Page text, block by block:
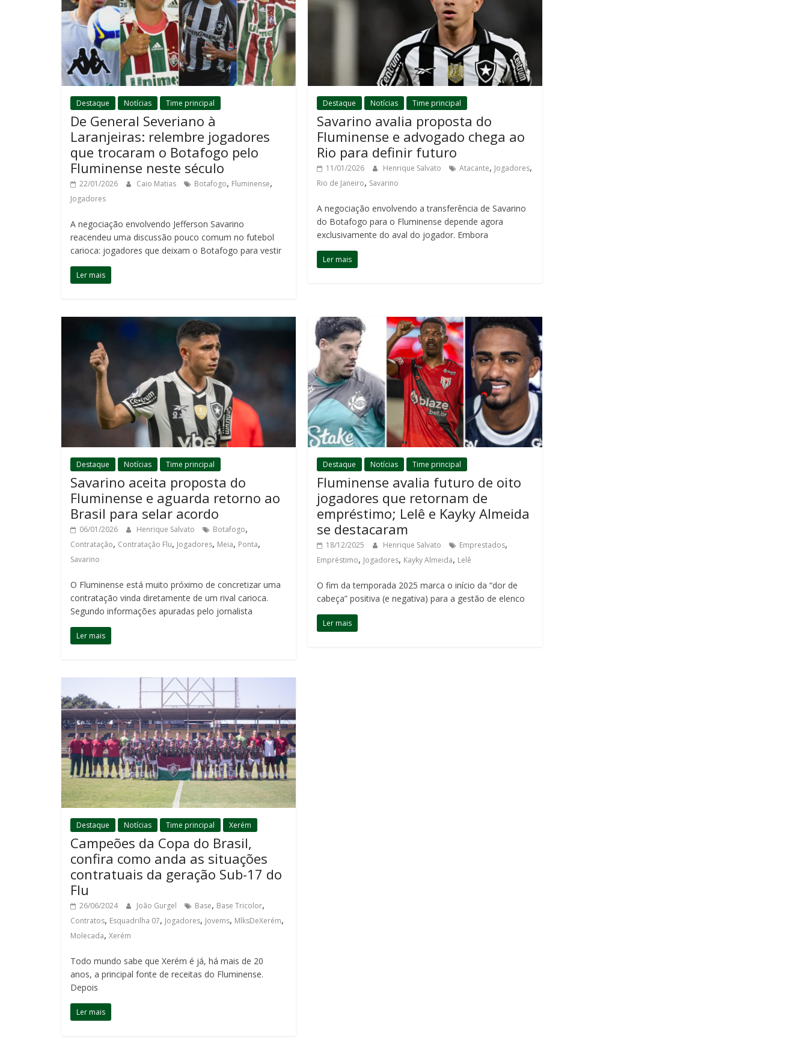
Destaque Notícias Time principal
De General Severiano à
Laranjeiras: relembre jogadores
que trocaram o Botafogo pelo
Fluminense neste século
22/01/2026 Caio Matias Botafogo, Fluminense,
Jogadores
A negociação envolvendo Jefferson Savarino
reacendeu uma discussão pouco comum no futebol
carioca: jogadores que deixam o Botafogo para vestir
Ler mais
Destaque Notícias Time principal
Savarino avalia proposta do
Fluminense e advogado chega ao
Rio para definir futuro
11/01/2026 Henrique Salvato Atacante, Jogadores,
Rio de Janeiro, Savarino
A negociação envolvendo a transferência de Savarino
do Botafogo para o Fluminense depende agora
exclusivamente do aval do jogador. Embora
Ler mais
Destaque Notícias Time principal
Savarino aceita proposta do
Fluminense e aguarda retorno ao
Brasil para selar acordo
06/01/2026 Henrique Salvato Botafogo,
Contratação, Contratação Flu, Jogadores, Meia, Ponta,
Savarino
O Fluminense está muito próximo de concretizar uma
contratação vinda diretamente de um rival carioca.
Segundo informações apuradas pelo jornalista
Ler mais
Destaque Notícias Time principal
Fluminense avalia futuro de oito
jogadores que retornam de
empréstimo; Lelê e Kayky Almeida
se destacaram
18/12/2025 Henrique Salvato Emprestados,
Empréstimo, Jogadores, Kayky Almeida, Lelê
O fim da temporada 2025 marca o início da “dor de
cabeça” positiva (e negativa) para a gestão de elenco
Ler mais
Destaque Notícias Time principal Xerém
Campeões da Copa do Brasil,
confira como anda as situações
contratuais da geração Sub-17 do
Flu
26/06/2024 João Gurgel Base, Base Tricolor,
Contratos, Esquadrilha 07, Jogadores, Jovems, MlksDeXerém,
Molecada, Xerém
Todo mundo sabe que Xerém é já, há mais de 20
anos, a principal fonte de receitas do Fluminense.
Depois
Ler mais